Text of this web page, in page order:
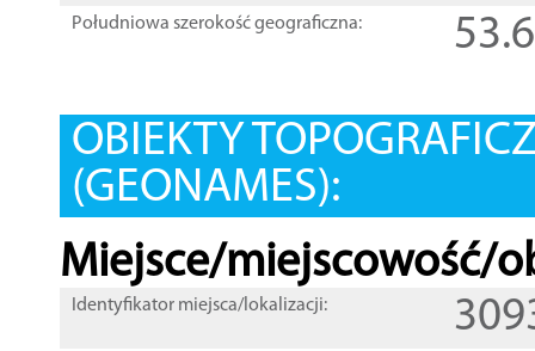
Południowa szerokość geograficzna:
OBIEKTY
(GEONAMES):
Miejsce/miejscowość/
Identyfikator miejsca/lokalizacji: